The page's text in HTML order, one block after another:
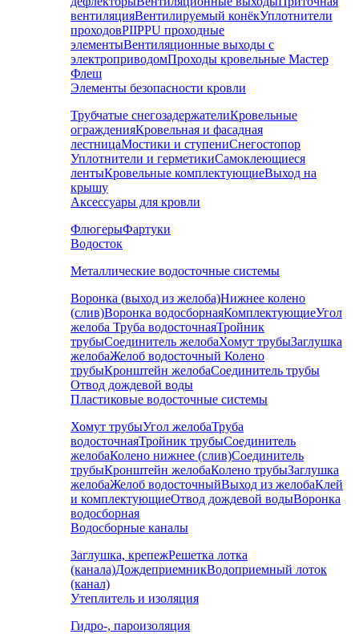
вентиляцияВентилируемый конёкУплотнители
проходовPIIPPU проходные
элементыВентиляционные выходы с
электроприводомПроходы кровельные Мастер
Флеш
Элементы безопасности кровли
Трубчатые снегозадержателиКровельные
огражденияКровельная и фасадная
лестницаМостики и ступениСнегостопор
Уплотнители и герметикиСамоклеющиеся
лентыКровельные комплектующиеВыход на
крышу
Аксессуары для кровли
ФлюгерыФартуки
Водосток
Металлические водосточные системы
Воронка (выход из желоба)Нижнее колено
(слив)Воронка водосборнаяКомплектующиеУгол
желоба Труба водосточнаяТройник
трубыСоединитель желобаХомут трубыЗаглушка
желобаЖелоб водосточный Колено
трубыКронштейн желобаСоединитель трубы
Отвод дождевой воды
Пластиковые водосточные системы
Хомут трубыУгол желобаТруба
водосточнаяТройник трубыСоединитель
желобаКолено нижнее (слив)Соединитель
трубыКронштейн желобаКолено трубыЗаглушка
желобаЖелоб водосточныйВыход из желобаКлей
и комплектующиеОтвод дождевой водыВоронка
водосборная
Водосборные каналы
Заглушка, крепежРешетка лотка
(канала)ДождеприемникВодоприемный лоток
(канал)
Утеплитель и изоляция
Гидро-, пароизоляция